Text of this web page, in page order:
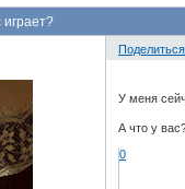
играет?
Поделиться
У меня
А что у
0